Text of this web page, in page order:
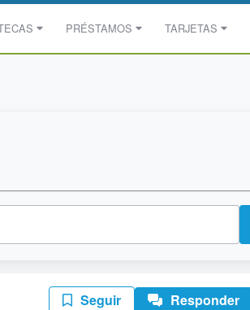
PRÉSTAMOS TARJETAS
Seguir Responder